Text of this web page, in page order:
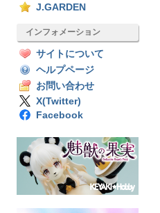
J.GARDEN
インフォメーション
サイトについて
ヘルプページ
お問い合わせ
X(Twitter)
Facebook